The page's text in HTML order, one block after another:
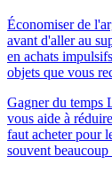
Économiser de
avant d'aller au
en achats
objets que vous
Gagner du temps
vous aide à
faut acheter pour
souvent beaucoup